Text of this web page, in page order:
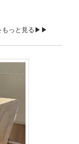
もっと見る▶▶